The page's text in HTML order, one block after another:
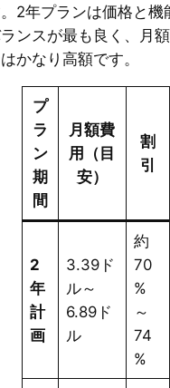
2年プランは価格と機
ンスが最も良く、月
かなり高額です。
プ
ラ
ン
期
間
月額費
用（目
安）
割
引
2
年
計
画
3.39ド
ル～
6.89ド
ル
約
70
%
～
74
%